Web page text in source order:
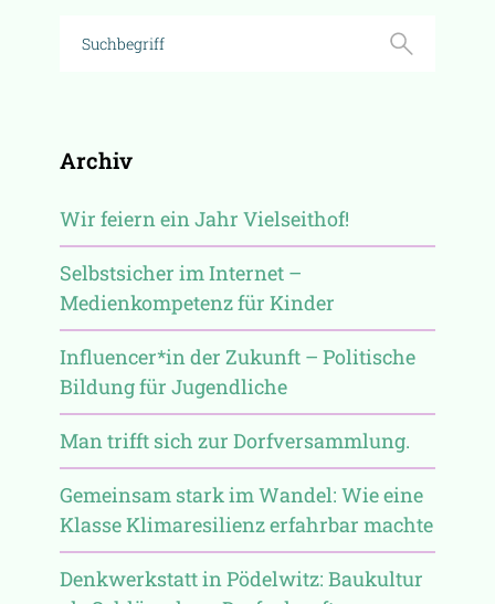
Archiv
Wir feiern ein Jahr Vielseithof!
Selbstsicher im Internet –
Medienkompetenz für Kinder
Influencer*in der Zukunft – Politische
Bildung für Jugendliche
Man trifft sich zur Dorfversammlung.
Gemeinsam stark im Wandel: Wie eine
Klasse Klimaresilienz erfahrbar machte
Denkwerkstatt in Pödelwitz: Baukultur